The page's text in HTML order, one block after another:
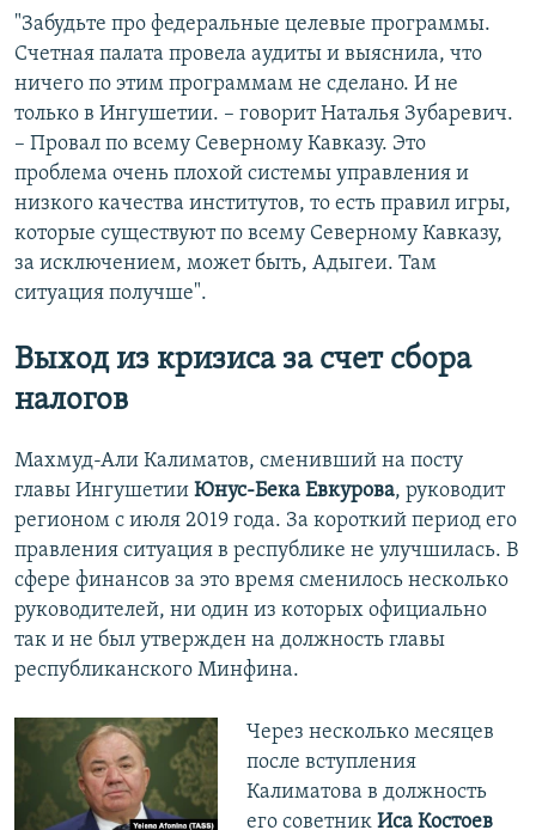
"Забудьте про федеральные целевые программы.
Счетная палата провела аудиты и выяснила, что
ничего по этим программам не сделано. И не
только в Ингушетии. – говорит Наталья Зубаревич.
– Провал по всему Северному Кавказу. Это
проблема очень плохой системы управления и
низкого качества институтов, то есть правил игры,
которые существуют по всему Северному Кавказу,
за исключением, может быть, Адыгеи. Там
ситуация получше".
Выход из кризиса за счет сбора
налогов
Махмуд-Али Калиматов, сменивший на посту
главы Ингушетии Юнус-Бека Евкурова, руководит
регионом с июля 2019 года. За короткий период его
правления ситуация в республике не улучшилась. В
сфере финансов за это время сменилось несколько
руководителей, ни один из которых официально
так и не был утвержден на должность главы
республиканского Минфина.
Через несколько месяцев
после вступления
Калиматова в должность
его советник Иса Костоев